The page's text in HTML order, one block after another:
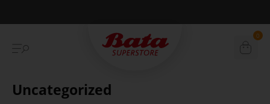
Betaal achteraf met Klarna 0
Uncategorized